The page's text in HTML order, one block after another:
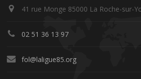
41 rue Monge 85000 La Roche-sur-
02 51 36 13 97
fol@laligue85.org